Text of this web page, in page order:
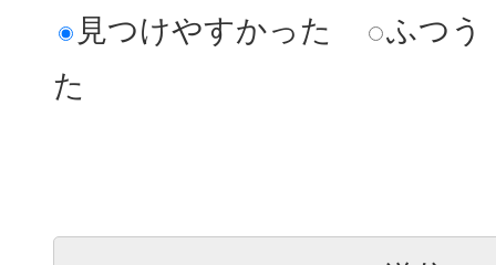
見つけやすかった
ふつう
た